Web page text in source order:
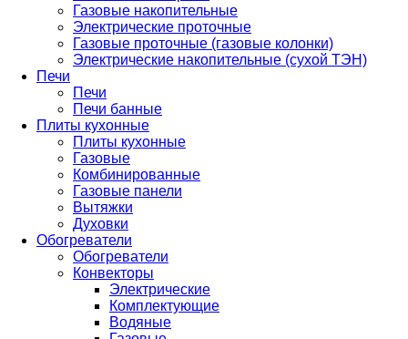
Газовые накопительные
Электрические проточные
Газовые проточные (газовые колонки)
Электрические накопительные (сухой ТЭН)
Печи
Печи
Печи банные
Плиты кухонные
Плиты кухонные
Газовые
Комбинированные
Газовые панели
Вытяжки
Духовки
Обогреватели
Обогреватели
Конвекторы
Электрические
Комплектующие
Водяные